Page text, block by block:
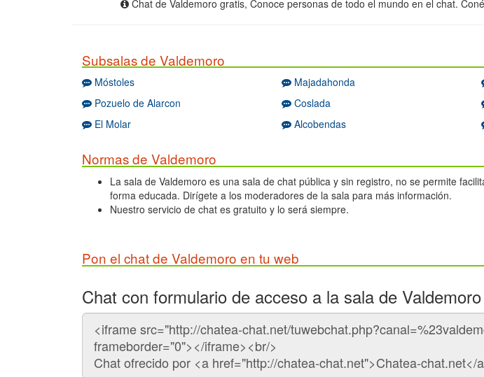
Chat de Valdemoro gratis, Conoce personas de todo el mundo en el chat.
Subsalas de Valdemoro
Móstoles Majadahonda
Pozuelo de Alarcon
Coslada
El Molar
Alcobendas
Normas de Valdemoro
La sala de Valdemoro es una sala de chat pública y sin registro, no se permite
forma educada. Dirígete a los moderadores de la sala para más información.
Nuestro servicio de chat es gratuito y lo será siempre.
Pon el chat de Valdemoro en tu web
Chat con formulario de acceso a la sala de Valdemoro
Código
del
chat